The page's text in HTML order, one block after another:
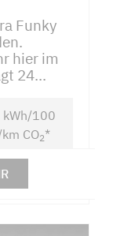
Funky
hier im
24...
100
CO2*